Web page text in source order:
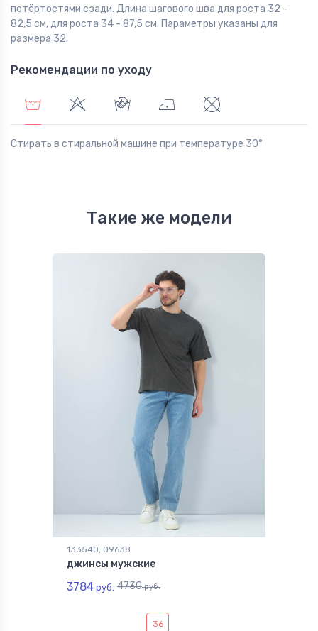
потёртостями сзади. Длина шагового шва для роста 32 -
82,5 см, для роста 34 - 87,5 см. Параметры указаны для
размера 32.
Рекомендации по уходу
Стирать в стиральной машине при температуре 30°
Такие же модели
133540, 09638
джинсы мужские
3784 руб. 4730руб.
36